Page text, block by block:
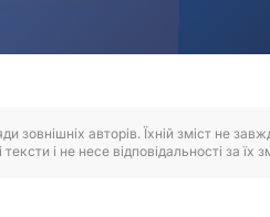
авторів. Їхній зміст не
і не несе відповідальності за їх